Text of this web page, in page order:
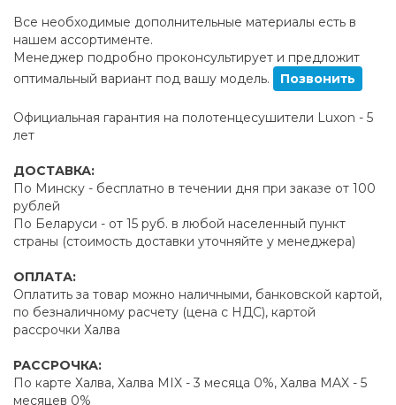
Все необходимые дополнительные материалы есть в
нашем ассортименте.
Менеджер подробно проконсультирует и предложит
оптимальный вариант под вашу модель.
Позвонить
Официальная гарантия на полотенцесушители Luxon - 5
лет
ДОСТАВКА:
По Минску - бесплатно в течении дня при заказе от 100
рублей
По Беларуси - от 15 руб. в любой населенный пункт
страны (стоимость доставки уточняйте у менеджера)
ОПЛАТА:
Оплатить за товар можно наличными, банковской картой,
по безналичному расчету (цена с НДС), картой
рассрочки Халва
РАССРОЧКА:
По карте Халва, Халва MIX - 3 месяца 0%, Халва MAX - 5
месяцев 0%